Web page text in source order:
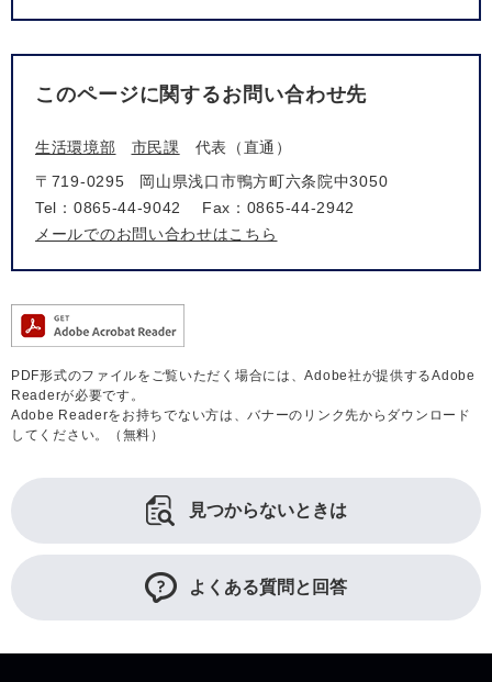
このページに関するお問い合わせ先
生活環境部 市民課
代表（直通）
〒719-0295
岡山県浅口市鴨方町六条院中3050
Tel：0865-44-9042
Fax：0865-44-2942
メールでのお問い合わせはこちら
PDF形式のファイルをご覧いただく場合には、Adobe社が提供するAdobe
Readerが必要です。
Adobe Readerをお持ちでない方は、バナーのリンク先からダウンロード
してください。（無料）
見つからないときは
よくある質問と回答